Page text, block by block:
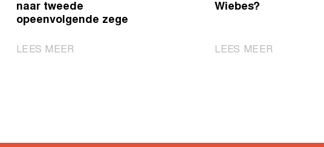
naar tweede
opeenvolgende zege
LEES MEER
Wiebes?
LEES MEER